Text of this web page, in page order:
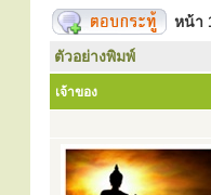
หน้า
ตัวอย่างพิมพ์
เจ้าของ